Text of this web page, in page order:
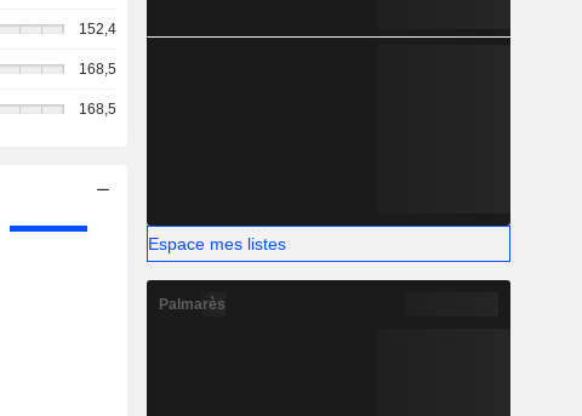
152,4
168,5
168,5
Espace mes listes
Palmarès